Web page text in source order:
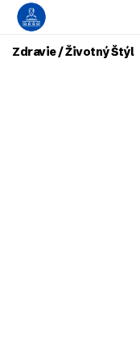
Zdravie / Životný Štýl